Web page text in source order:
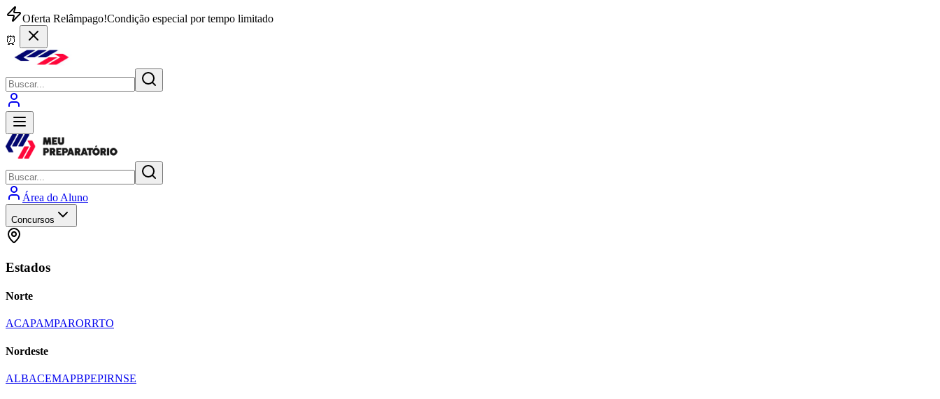
Oferta Relâmpago!Condição especial por tempo limitado
⏰
Área do Aluno
Concursos
Estados
Norte
ACAPAMPARORRTO
Nordeste
ALBACEMAPBPEPIRNSE